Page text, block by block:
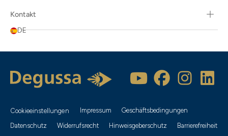
Kontakt
DE
Cookieeinstellungen Impressum
Geschäftsbedingungen
Datenschutz
Widerrufsrecht Hinweisgeberschutz
Barrierefreiheit